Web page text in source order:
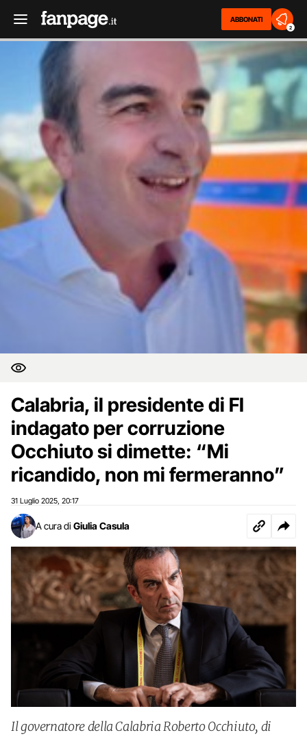
ABBONATI
2
Calabria, il presidente di FI
indagato per corruzione
Occhiuto si dimette: “Mi
ricandido, non mi fermeranno”
31 Luglio 2025 20:17
A cura di Giulia Casula
Il governatore della Calabria Roberto Occhiuto, di